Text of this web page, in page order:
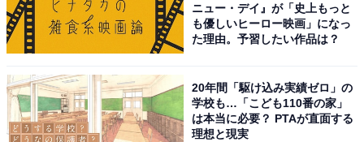
ニュー・デイ』が「史上もっと
も優しいヒーロー映画」になっ
た理由。予習したい作品は？
20年間「駆け込み実績ゼロ」の
学校も…「こども110番の家」
は本当に必要？ PTAが直面する
理想と現実